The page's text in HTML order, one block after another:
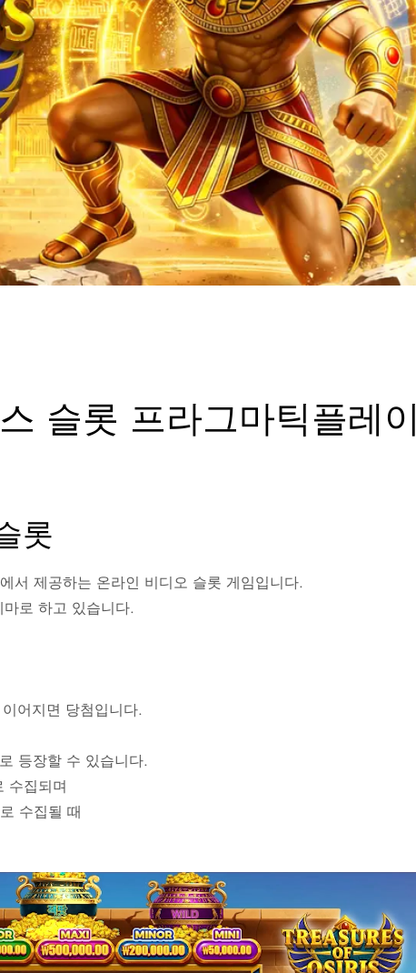
슬롯 프라그마틱플레이
롯
서 제공하는 온라인 비디오 슬롯 게임입니다.
로 하고 있습니다.
어지면 당첨입니다.
등장할 수 있습니다.
수집되며
수집될 때